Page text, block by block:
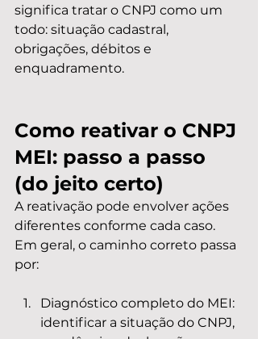
significa tratar o CNPJ como um
todo: situação cadastral,
obrigações, débitos e
enquadramento.
Como reativar o CNPJ
MEI: passo a passo
(do jeito certo)
A reativação pode envolver ações
diferentes conforme cada caso.
Em geral, o caminho correto passa
por:
Diagnóstico completo do MEI:
identificar a situação do CNPJ,